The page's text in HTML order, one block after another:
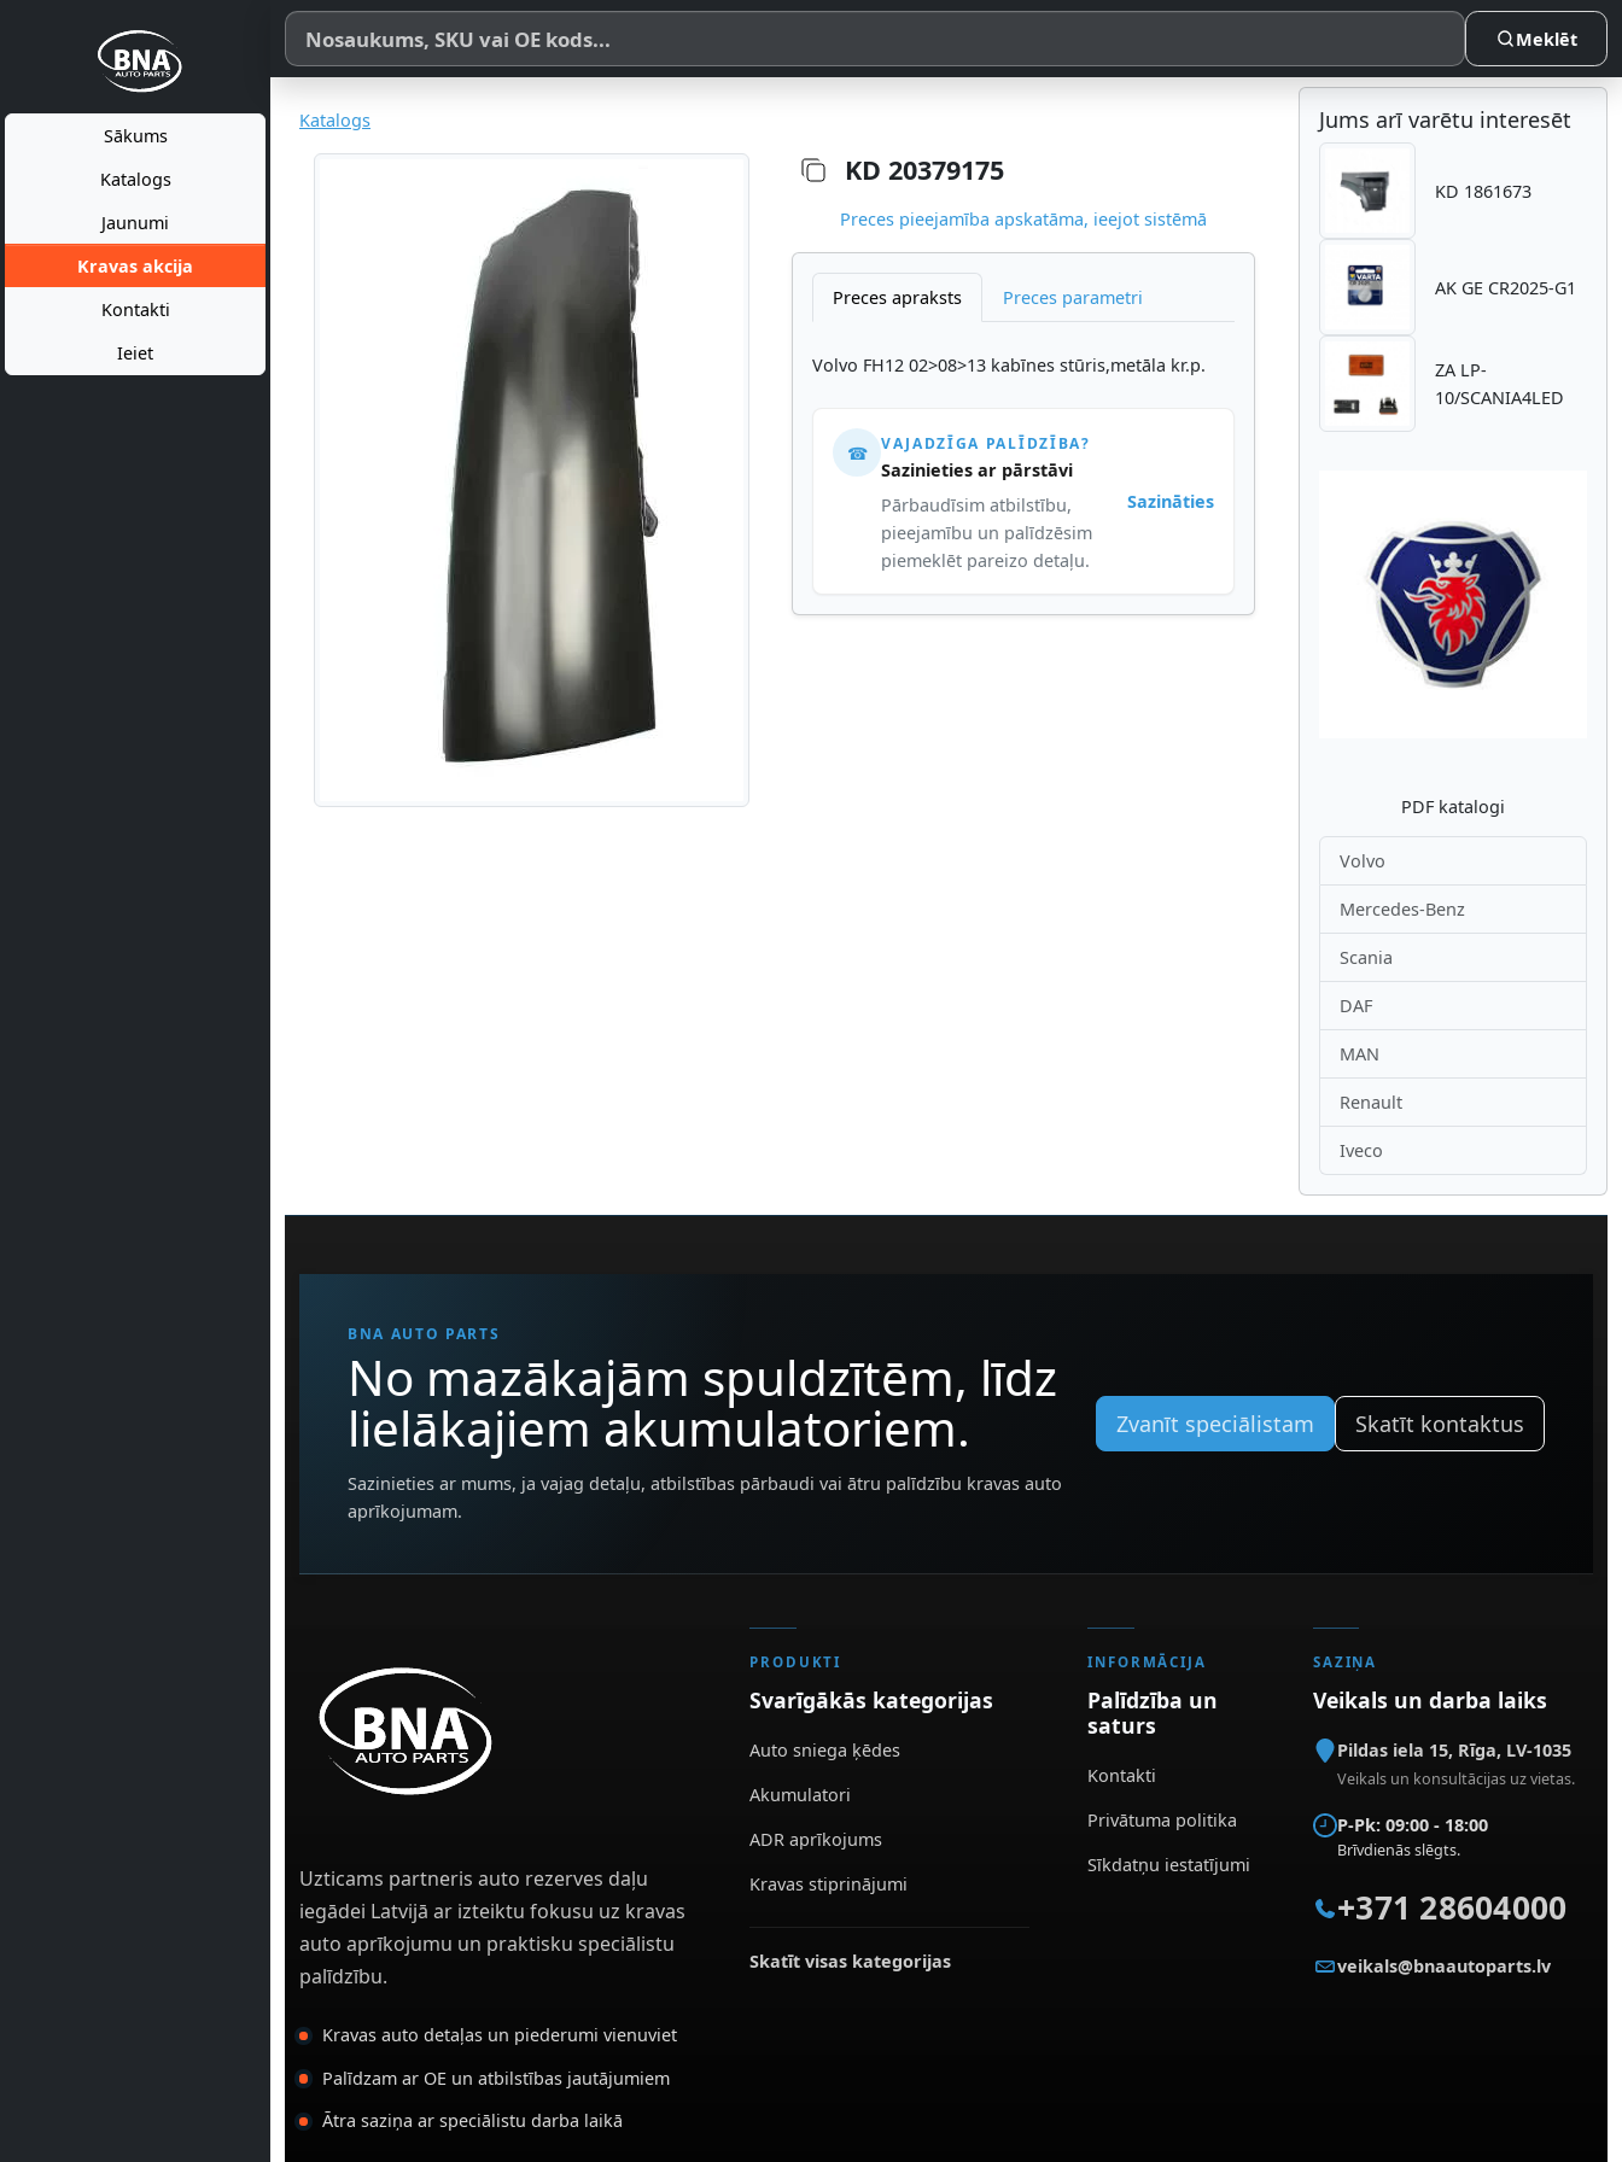
Sākums
Katalogs
Jaunumi
Kravas akcija
Kontakti
Ieiet
Meklēt pēc produkta nosaukuma, SKU vai OE koda
Meklēt
Katalogs
KD 20379175
Preces pieejamība apskatāma, ieejot sistēmā
Preces apraksts Preces parametri
Volvo FH12 02>08>13 kabīnes stūris,metāla kr.p.
☎ VAJADZĪGA PALĪDZĪBA?
Sazinieties ar pārstāvi
Pārbaudīsim atbilstību,
pieejamību un palīdzēsim
piemeklēt pareizo detaļu.
Sazināties
Jums arī varētu interesēt
KD 1861673
AK GE CR2025-G1
ZA LP-
10/SCANIA4LED
Atpakaļ
PDF katalogi
Volvo
Mercedes-Benz
Scania
DAF
MAN
Renault
Iveco
BNA AUTO PARTS
No mazākajām spuldzītēm, līdz
lielākajiem akumulatoriem.
Sazinieties ar mums, ja vajag detaļu, atbilstības pārbaudi vai ātru palīdzību kravas auto
aprīkojumam.
Zvanīt speciālistam Skatīt kontaktus
Uzticams partneris auto rezerves daļu
iegādei Latvijā ar izteiktu fokusu uz kravas
auto aprīkojumu un praktisku speciālistu
palīdzību.
Kravas auto detaļas un piederumi vienuviet
Palīdzam ar OE un atbilstības jautājumiem
Ātra saziņa ar speciālistu darba laikā
PRODUKTI
Svarīgākās kategorijas
Auto sniega ķēdes
Akumulatori
ADR aprīkojums
Kravas stiprinājumi
Skatīt visas kategorijas
INFORMĀCIJA
Palīdzība un
saturs
Kontakti
Privātuma politika
Sīkdatņu iestatījumi
SAZIŅA
Veikals un darba laiks
Pildas iela 15, Rīga, LV-1035
Veikals un konsultācijas uz vietas.
P-Pk: 09:00 - 18:00
Brīvdienās slēgts.
+371 28604000
veikals@bnaautoparts.lv